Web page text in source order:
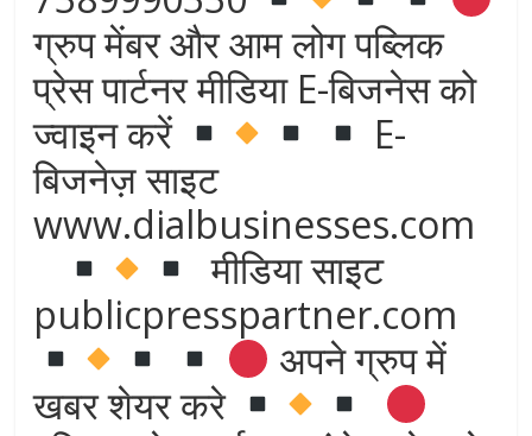
ग्रुप मेंबर और आम लोग पब्लिक
प्रेस पार्टनर मीडिया E-बिजनेस को
ज्वाइन करें
E-
बिजनेज़ साइट
www.dialbusinesses.com
मीडिया साइट
publicpresspartner.com
अपने ग्रुप में
खबर शेयर करे